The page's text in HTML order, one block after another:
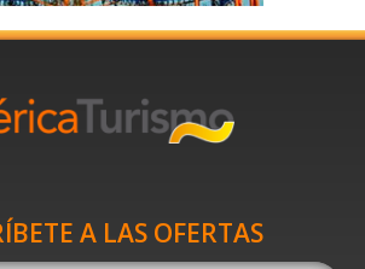
A LAS OFERTAS